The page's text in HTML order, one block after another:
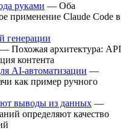
руками — Оба
применение Claude Code в
генерации
— Похожая архитектура: API
контента
AI-автоматизации —
как пример ручного
выводы из данных —
определяют качество